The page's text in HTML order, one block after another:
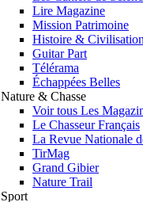
Lire Magazine
Mission Patrimoine
Histoire &
Guitar Part
Télérama
Échappées Belles
Nature & Chasse
Voir tous Les
Le Chasseur Français
La Revue Nationale
TirMag
Grand Gibier
Nature Trail
Sport